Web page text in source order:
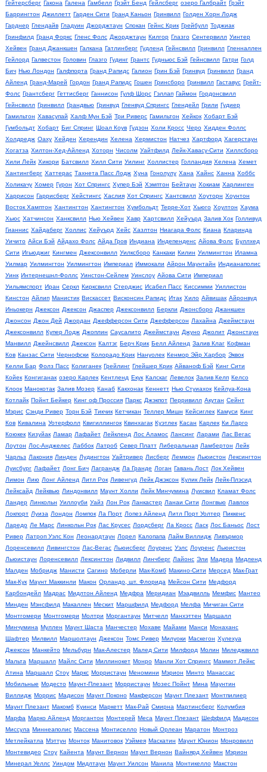
Гейтерсберг Гакона Галена Гамбелл Грэйт Бенд Гейлсберг озеро Галбрайт Грэйт
Баррингтон Джиллетт Гарден Сити Гранд Каньон Гринвилл Голден Хорн Лодж
Гарднер Глендайв Гладуин Джорджтаун Спокан Гейнс Крик Грейбулл Тоджиак
Гринфилд Гранд Форкс Гленс Фолс Джорджтаун Килгор Глазго Сентервилл Уинтер
Хейвен Гранд Джанкшен Галкана Гатлинберг Гудленд Гейнсвилл Гринвилл Гленналлен
Гейлорд Галвестон Головин Глазго Гудинг Грантс Гудньюс Бэй Гейнсвилл Гатри Голд
Бич Нью Лондон Галфпорта Гранд Рапидс Галион Грин Бэй Гринвуд Гринвилл Гранд
Айленд Гранд-Марей Гордон Гранд Рапидс Гошен Гринсборо Гринвилл Гаставус Грейт-
Фолс Грантсберг Геттисберг Ганнисон Гулф Шорс Гэллап Гаймон Гордонсвилл
Гейнсвилл Гринвилл Грандвью Гринвуд Гленвуд Спрингс Глендейл Грили Гудиер
Гамильтон Хавасупай Халф Мун Бэй Три Риверс Гамильтон Хейкок Хобарт Бэй
Гумбольдт Хобарт Биг Спринг Шоал Коув Гудзон Холи Кросс Черо Хидден Фоллс
Холдредж Оаху Хейден Херендин Хелена Хермистон Натчез Хартфорд Хагерстаун
Хогатза Хилтон-Хед-Айленд Хоторн Чисолм Уайтфилд Лейк-Хавасу-Сити Хиллсборо
Хили Лейк Хикори Батсвилл Хилл Сити Уилинг Холлистер Голландия Хелена Хемет
Хантингберг Хаттерас Тахнета Пасс Лодж Хуна Гонолулу Хана Хайнс Ханна Хоббс
Холикачу Хомер Гурон Хот Спрингс Хупер Бэй Хэмптон Бейтаун Хокиам Харлинген
Харрисон Гаррисберг Хейстингс Хаслия Хот Спрингс Хантсвилл Хоуторн Хоунтон
Восток Хамптон Хантингтон Хантингтон Хумбольдт Терре-Хот Хьюго Хоултон Хаума
Хьюс Хатчинсон Ханксвилл Нью Хейвен Хавр Хартсвилл Хейуърд Залив Хок Голливуд
Гианнис Хайдаберг Холлис Хейуърд Хейс Хазлтон Ниагара Фолс Киана Кларинда
Уичито Айси Бэй Айдахо Фолс Айда Гров Индиана Индепенденс Айова Фолс Буллхед
Сити Игьюджиг Кингмен Джексонвилл Уилксборо Канкаки Килин Уилмингтон Иламна
Уилмар Уилмингтон Уилмингтон Империал Иммокали Айрон Маунтайн Индианаполис
Уинк Интернешнл-Фоллс Уинстон-Сейлем Уинслоу Айова Сити Империал
Уильямспорт Иран Серкл Кирксвилл Стерджис Исабел Пасс Киссимми Уиллистон
Кинстон Айлип Манистик Вискассет Висконсин Рапидс Итак Хило Айвишак Айронвуд
Иньокерн Джексон Джексон Джаспер Джексонвилл Беркли Джонсборо Джанкшен
Джонсон Джон Дей Джордан Джефферсон Сити Джефферсон Лахайна Джеймстаун
Джексонвилл Купер Лодж Джоплин Саусалито Джеймстаун Джуно Джолит Джонстаун
Манвилл Джейнсвилл Джексон Калтэг Берч Крик Белл Айленд Залив Клаг Кофман
Ков Канзас Сити Чернофски Колорадо Крик Нануолек Кенмор Эйр Харбор Эквок
Келли Бар Фолз Пасс Колиганек Грейлинг Глейшер Крик Айваноф Бэй Кинг Сити
Койек Конгиганак озеро Карлек Кентленд Екук Калскаг Левелок Залив Келп Келсо
Клоок Манокотак Залив Мозер Канаб Какхонак Кеннетт Нью Стуиахок Кейлуа-Кона
Котлайк Пойнт Бейкер Кинг оф Проссия Паркс Джэкпот Перривилл Акутан Сейнт
Мэрис Сэнди Ривер Торн Бэй Тикчик Кетчикан Теллер Мишн Кейсиглек Камуси Кинг
Ков Кивалина Уотерфолл Квигиллингок Квинхагак Куэтлек Касан Карлек Ки Ларго
Коюкек Кизуйак Ламар Лафайет Лейкленд Лос Аламос Лансинг Ларами Лас Вегас
Лоутон Лос-Анджелес Лаббок Латроб Север Платт Либеральная Ламбертон Лейк
Чарльз Лакония Линден Лудингтон Уайтривер Лисберг Леммон Льюистон Лексингтон
Луисбург Лафайет Лонг Бич Лаграндж Ла Гранде Логан Гавань Лост Лок Хейвен
Лимон Лию Лонг Айленд Литл Рок Ливенгуд Лейк Джэксон Кулик Лейк Лейк-Плэсид
Лейксайд Лейквью Линдонвилл Маунт Холли Лейк Минчумина Луисвил Кламат Фолс
Ландер Линкольн Уиллоуби Уайз Лон Рок Ланкастер Ланаи Сити Лонгвью Лавлок
Локпорт Луиза Лондон Ломпок Ла Порт Лопез Айленд Литл Порт Уолтер Пиккенс
Ларедо Ле Марс Линкольн Рок Лас Крусес Лордсберг Ла Кросс Ласк Лос Баньос Лост
Ривер Латроп Уэлс Кон Леонардтаун Лорел Калопапа Лайм Виллидж Ливърмор
Лоренсевилл Ливингстон Лас-Вегас Льюисберг Лоуренс Уэлс Лоуренс Льюистон
Льюистаун Лоренсевилл Лексингтон Лидвилл Линчберг Лайонс Эли Мадера Мидленд
Малден Мобридж Манисти Сагино Моберли Мак-Комб Макино-Сити Мерсед Мак-Грат
Мак-Кук Маунт Маккинли Макон Орландо, шт. Флорида Мейсон Сити Медфорд
Карбондейл Мадрас Мидлтон Айленд Медфра Меридиан Мэадвилль Мемфис Мантео
Минден Мэнсфилд Макаллен Мескит Маршфилд Медфорд Мелфа Мичиган Сити
Монтгомери Монтгомери Молтри Моргантаун Митчелл Манхэттен Маршалл
Минчумина Муллен Маунт Шаста Манчестер Мохаве Майами Манси Монаханс
Шафтер Милвилл Маршолтаун Джексон Томс Ривер Милуоки Маскегон Хулехуа
Джексон Манкейто Мельбурн Мак-Алестер Малед Сити Милфорд Молин Миледжвилл
Мальта Маршалл Майлс Сити Миллинокет Монро Манли Хот Спрингс Маммот Лейкс
Атина Маршалл Стоу Маркс Морристаун Меномини Мэрион Минто Манассас
Мобильные Модесто Маунт-Плезант Морристаун Мозес Пойнт Мина Маунтин
Виллидж Моррис Мадисон Маунт Поконо Макферсон Маунт Плезант Монтпилиер
Маунт Плезант Макомб Куинси Маркетт Мак-Рай Смирна Мартинсберг Колумбия
Марфа Марко Айленд Моргантон Монтерей Меса Маунт Плезант Шеффилд Мадисон
Миссула Миннеаполис Массена Монтиселло Новый Орлеан Маратон Монтроз
Метлейкатла Мэттун Монток Манитовок Уэймея Маскатин Маунт Юнион Монровилл
Монтевидео Стоу Кайента Маунт Вернон Маунт Вернон Вайнярд Хейвен Мэрион
Минерал Уеллс Уиндом Мидлтаун Маунт Уилсон Манила Монтикелло Макстон